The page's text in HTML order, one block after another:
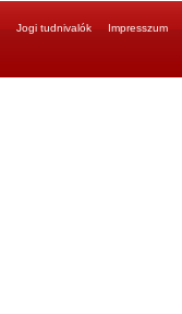
Jogi tudnivalók Impresszum